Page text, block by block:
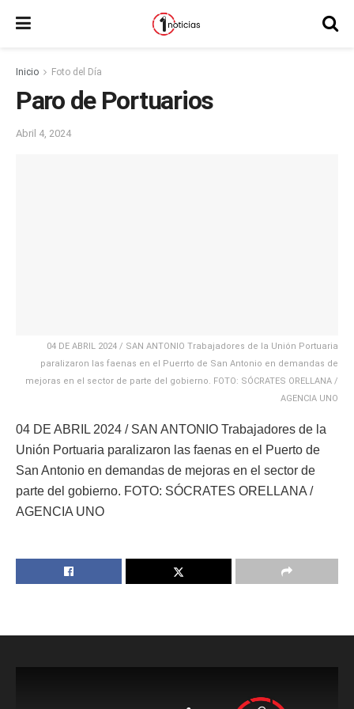
Inicio Foto del Día
Paro de Portuarios
Abril 4, 2024
04 DE ABRIL 2024 / SAN ANTONIO Trabajadores de la Unión Portuaria
paralizaron las faenas en el Puerrto de San Antonio en demandas de
mejoras en el sector de parte del gobierno. FOTO: SÓCRATES ORELLANA /
AGENCIA UNO
04 DE ABRIL 2024 / SAN ANTONIO Trabajadores de la
Unión Portuaria paralizaron las faenas en el Puerto de
San Antonio en demandas de mejoras en el sector de
parte del gobierno. FOTO: SÓCRATES ORELLANA /
AGENCIA UNO